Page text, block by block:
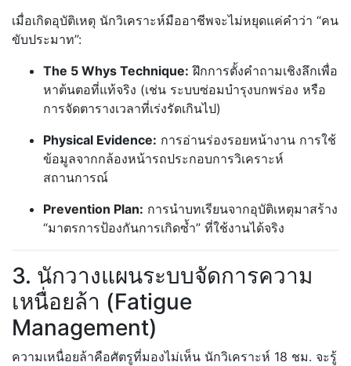
เมื่อเกิดอุบัติเหตุ นักวิเคราะห์มืออาชีพจะไม่หยุดแค่คำว่า “คน
ขับประมาท”:
The 5 Whys Technique: ฝึกการตั้งคำถามเชิงลึกเพื่อ
หาต้นตอที่แท้จริง (เช่น ระบบซ่อมบำรุงบกพร่อง หรือ
การจัดตารางเวลาที่เร่งรัดเกินไป)
Physical Evidence: การอ่านร่องรอยหน้างาน การใช้
ข้อมูลจากกล้องหน้ารถประกอบการวิเคราะห์
สถานการณ์
Prevention Plan: การนำบทเรียนจากอุบัติเหตุมาสร้าง
“มาตรการป้องกันการเกิดซ้ำ” ที่ใช้งานได้จริง
3. นักวางแผนระบบจัดการความ
เหนื่อยล้า (Fatigue
Management)
ความเหนื่อยล้าคือศัตรูที่มองไม่เห็น นักวิเคราะห์ 18 ชม. จะรู้